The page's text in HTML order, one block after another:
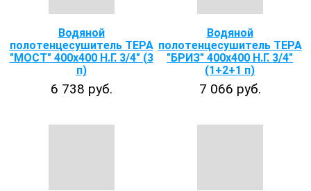
Водяной
полотенцесушитель ТЕРА
"МОСТ" 400х400 Н.Г. 3/4" (3
п)
6 738 руб.
Водяной
полотенцесушитель ТЕРА
"БРИЗ" 400х400 Н.Г. 3/4"
(1+2+1 п)
7 066 руб.